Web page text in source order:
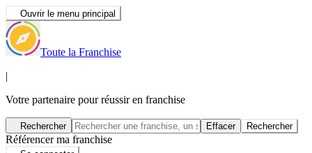
Ouvrir le menu principal
Toute la Franchise
|
Votre partenaire pour réussir en franchise
Rechercher Effacer Rechercher
Référencer ma franchise